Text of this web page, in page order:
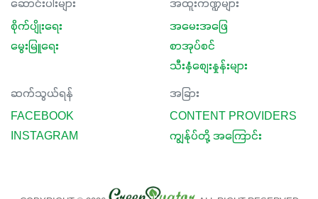
ဆောင်းပါးများ
စိုက်ပျိုးရေး
မွေးမြူရေး
အထူးကဏ္ဍများ
အမေးအဖြေ
စာအုပ်စင်
သီးနှံစျေးနှုန်းများ
ဆက်သွယ်ရန်
FACEBOOK
INSTAGRAM
အခြား
CONTENT PROVIDERS
ကျွန်ုပ်တို့ အကြောင်း